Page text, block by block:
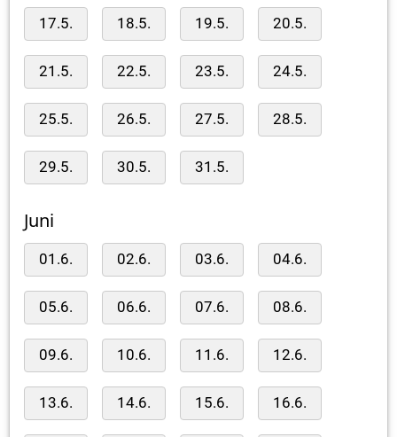
17.5. 18.5. 19.5. 20.5.
21.5. 22.5. 23.5. 24.5.
25.5. 26.5. 27.5. 28.5.
29.5. 30.5. 31.5.
Juni
01.6. 02.6. 03.6. 04.6.
05.6. 06.6. 07.6. 08.6.
09.6. 10.6. 11.6. 12.6.
13.6. 14.6. 15.6. 16.6.